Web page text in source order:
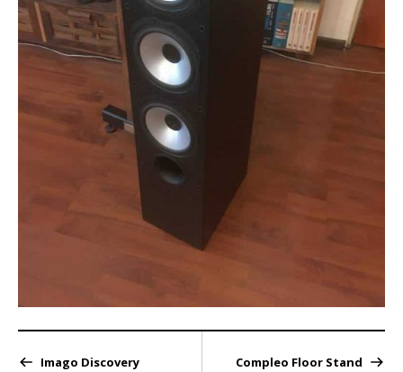
Imago Discovery Compleo Floor Stand